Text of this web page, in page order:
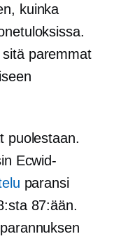
kuinka
paremmat
puolestaan.
Ecwid-
paransi
87:ään.